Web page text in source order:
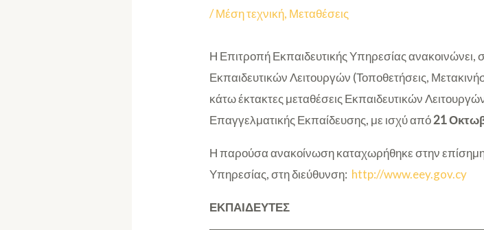
/Μέση τεχνική, Μεταθέσεις
Η Επιτροπή Εκπαιδευτικής Υπηρεσίας
Εκπαιδευτικών Λειτουργών (Τοποθετήσεις,
κάτω έκτακτες μεταθέσεις Εκπαιδευτικών
Επαγγελματικής Εκπαίδευσης, με ισχύ από21
Η παρούσα ανακοίνωση καταχωρήθηκε στην επίσημη
Υπηρεσίας, στη διεύθυνση: http://www.eey.gov.cy
ΕΚΠΑΙΔΕΥΤΕΣ